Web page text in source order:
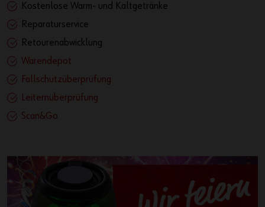
Kostenlose Warm- und Kaltgetränke
Reparaturservice
Retourenabwicklung
Warendepot
Fallschutzüberprüfung
Leiternüberprüfung
Scan&Go